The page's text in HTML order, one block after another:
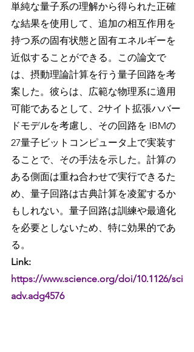
単純な量子系の理解から得られた正確
な結果を使用して、追加の相互作用を
持つ系の固有状態と固有エネルギーを
近似することができる。この論文で
は、摂動理論計算を行う量子回路を考
案した。彼らは、広範な物理系に適用
可能であるとして、2サイト拡張ハバー
ドモデルを考慮し、その回路を IBMの
27量子ビットコンピュータ上で実装す
ることで、その手法を示した。計算の
ある側面は重ね合わせで実行できるた
め、量子回路は古典計算を凌駕するか
もしれない。量子回路は訓練や最適化
を必要としないため、特に効果的であ
る。
Link:
https://www.science.org/doi/10.1126/sci
adv.adg4576